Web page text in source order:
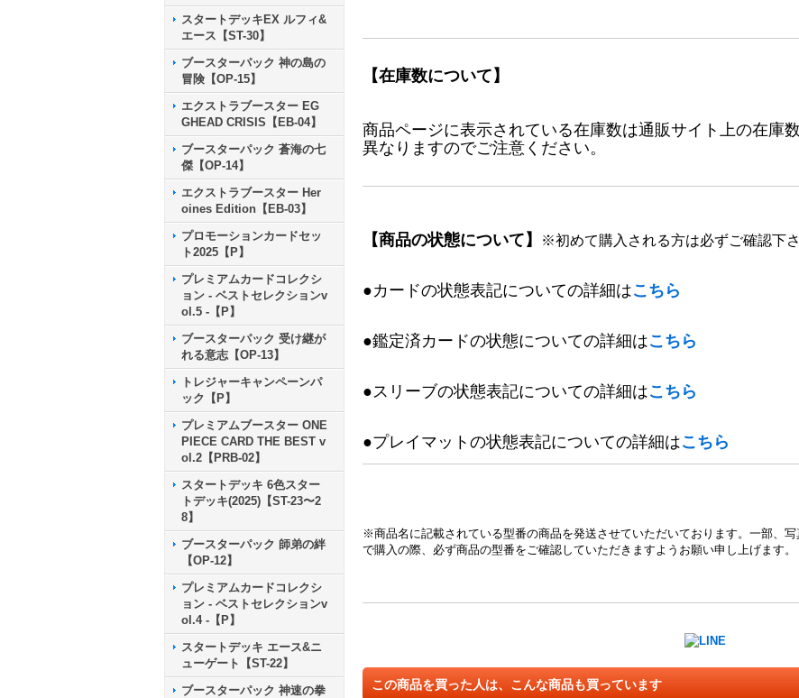
スタートデッキEX ルフィ&
エース【ST-30】
ブースターパック 神の島の
冒険【OP-15】
エクストラブースター EG
GHEAD CRISIS【EB-04】
ブースターパック 蒼海の七
傑【OP-14】
エクストラブースター Her
oines Edition【EB-03】
プロモーションカードセッ
ト2025【P】
プレミアムカードコレクシ
ョン - ベストセレクションv
ol.5 -【P】
ブースターパック 受け継が
れる意志【OP-13】
トレジャーキャンペーンパ
ック【P】
プレミアムブースター ONE
PIECE CARD THE BEST v
ol.2【PRB-02】
スタートデッキ 6色スター
トデッキ(2025)【ST-23〜2
8】
ブースターパック 師弟の絆
【OP-12】
プレミアムカードコレクシ
ョン - ベストセレクションv
ol.4 -【P】
スタートデッキ エース&ニ
ューゲート【ST-22】
ブースターパック 神速の拳
【在庫数について】
商品ページに表示されている在庫数は通販サイト上の在庫
異なりますのでご注意ください。
【商品の状態について】 ※初めて購入される方は必ずご確認下さ
●カードの状態表記についての詳細はこちら
●鑑定済カードの状態についての詳細はこちら
●スリーブの状態表記についての詳細はこちら
●プレイマットの状態表記についての詳細はこちら
※商品名に記載されている型番の商品を発送させていただいております。一部、
で購入の際、必ず商品の型番をご確認していただきますようお願い申し上げます。
この商品を買った人は、こんな商品も買っています